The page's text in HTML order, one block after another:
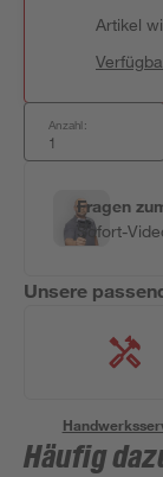
Artikel
Anzahl:
Fragen
Sofort-
Unsere
Häufig